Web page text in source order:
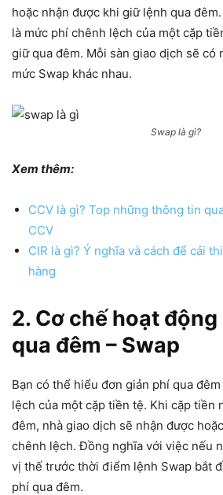
hoặc nhận được khi giữ lệnh qua
là mức phí chênh lệch của một cặp
giữ qua đêm. Mỗi sàn giao dịch sẽ có
mức Swap khác nhau.
Swap là gì?
Xem thêm:
CCV là gì? Top những thông tin
CCV
CIR là gì? Ý nghĩa và cách để cải
hàng
2. Cơ chế hoạt
qua đêm – Swap
Bạn có thể hiểu đơn giản phí qua
lệch của một cặp tiền tệ. Khi cặp tiền
đêm, nhà giao dịch sẽ nhận được
chênh lệch. Đồng nghĩa với việc nếu
vị thế trước thời điểm lệnh Swap bắt
phí qua đêm.